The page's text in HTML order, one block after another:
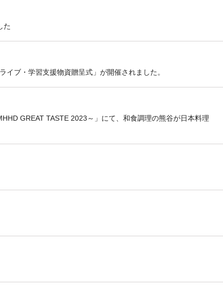
た
ブ・学習支援物資贈呈式」が開催されました。
GREAT TASTE 2023～」にて、和食調理の熊谷が日本料理